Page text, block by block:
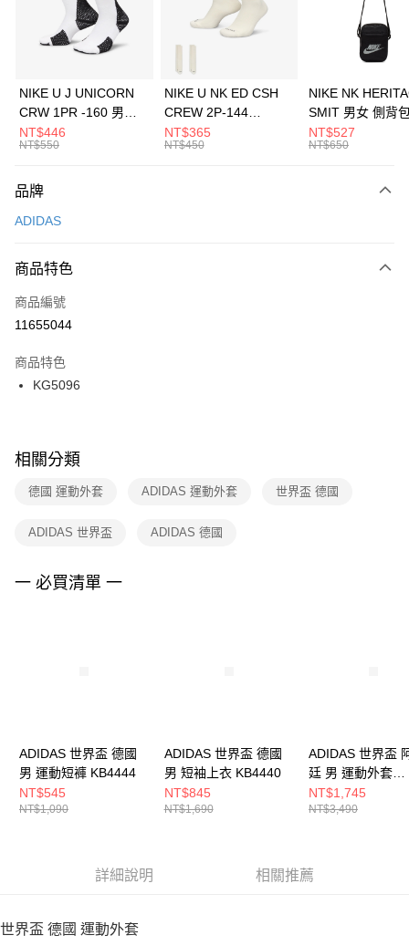
合作金庫商業銀行
第一商業銀行
華南商業銀行
彰化商業銀行
上海商業儲蓄銀行
元大商業銀行
台灣樂天信用卡公司
Apple Pay
全盈+PAY
AFTEE先享後付
【關於「AFTEE先享後付」】
便利好安心！
３．安心：先確認商品／服務後，再付款。
【「AFTEE先享後付」結帳流程】
１．於結帳方式選擇「AFTEE先享後付」後，將跳轉至「AFTEE先享後付」
２．訂單成立數日內，您將收到繳費通知簡訊。
３．收到繳費通知簡訊後14天內，點擊此簡訊中的連結，可透過四大超商／
ATM／網路銀行／等多元方式進行付款，方視為交易完成。
※ 交易是否成功請以「AFTEE先享後付 」之結帳頁面顯示為準，若有關於
是否繳費成功／繳費後需取消欲退款等相關疑問，請聯繫「AFTEE先享後付
客戶支援中心」https://netprotections.freshdesk.com/support/home
１．透過由恩沛科技股份有限公司提供之「AFTEE先享後付」服務完成之交
２．關於個人資料處理事宜，請瀏覽以下網址：
運送方式
每筆NT$100，滿NT$1,500(含以上)免運費
宅配
每筆NT$100，滿NT$1,500(含以上)免運費
付款後門市自取
每筆NT$100，滿NT$1,500(含以上)免運費
NIKE U J UNICORN
CRW 1PR -160 男女
中統襪 FZ3393100
NT$446
NT$550
NIKE U NK ED CSH
CREW 2P-144
EMBRDY 男女 短統襪
FZ3073133
NT$365
NT$450
NIKE NK
SMIT 男女 側背
BA5871010
NT$527
NT$650
品牌
ADIDAS
商品特色
商品編號
11655044
商品特色
KG5096
相關分類
德國 運動外套 ADIDAS 運動外套 世界盃 德國
ADIDAS 世界盃 ADIDAS 德國
一 必買清單 一
ADIDAS 世界盃 德國
男 運動短褲 KB4444
NT$545
NT$1,090
ADIDAS 世界盃 德國
男 短袖上衣 KB4440
NT$845
NT$1,690
ADIDAS 世界盃
廷 男 運動外套
JZ6305
NT$1,745
NT$3,490
詳細說明 相關推薦
世界盃 德國 運動外套